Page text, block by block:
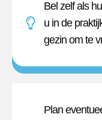
Bel zelf als
u in de
gezin om te
Plan